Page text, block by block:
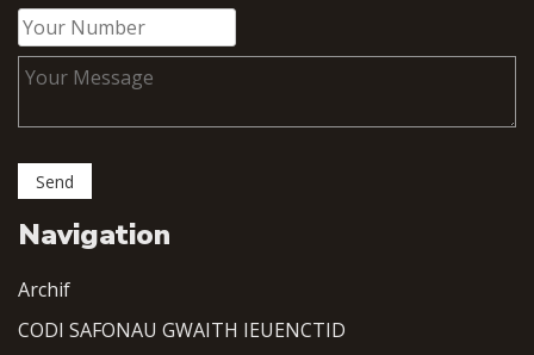
Navigation
Archif
CODI SAFONAU GWAITH IEUENCTID